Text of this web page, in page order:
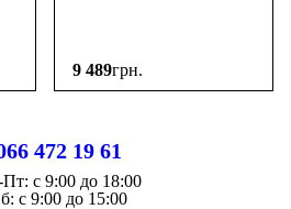
9 489грн.
472 19 61
с 9:00 до 18:00
с 9:00 до 15:00